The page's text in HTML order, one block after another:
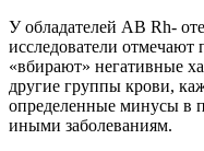
У обладателей AB Rh-
исследователи
«вбирают» негативные
другие группы крови,
определенные минусы в
иными заболеваниям.